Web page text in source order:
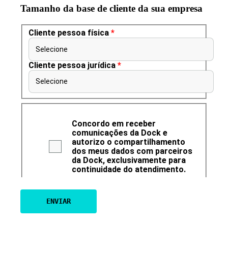
Tamanho da base de cliente da sua empresa
Cliente pessoa física *
Selecione
Cliente pessoa jurídica *
Selecione
Concordo em receber
comunicações da Dock e
autorizo o compartilhamento
dos meus dados com parceiros
da Dock, exclusivamente para
continuidade do atendimento.